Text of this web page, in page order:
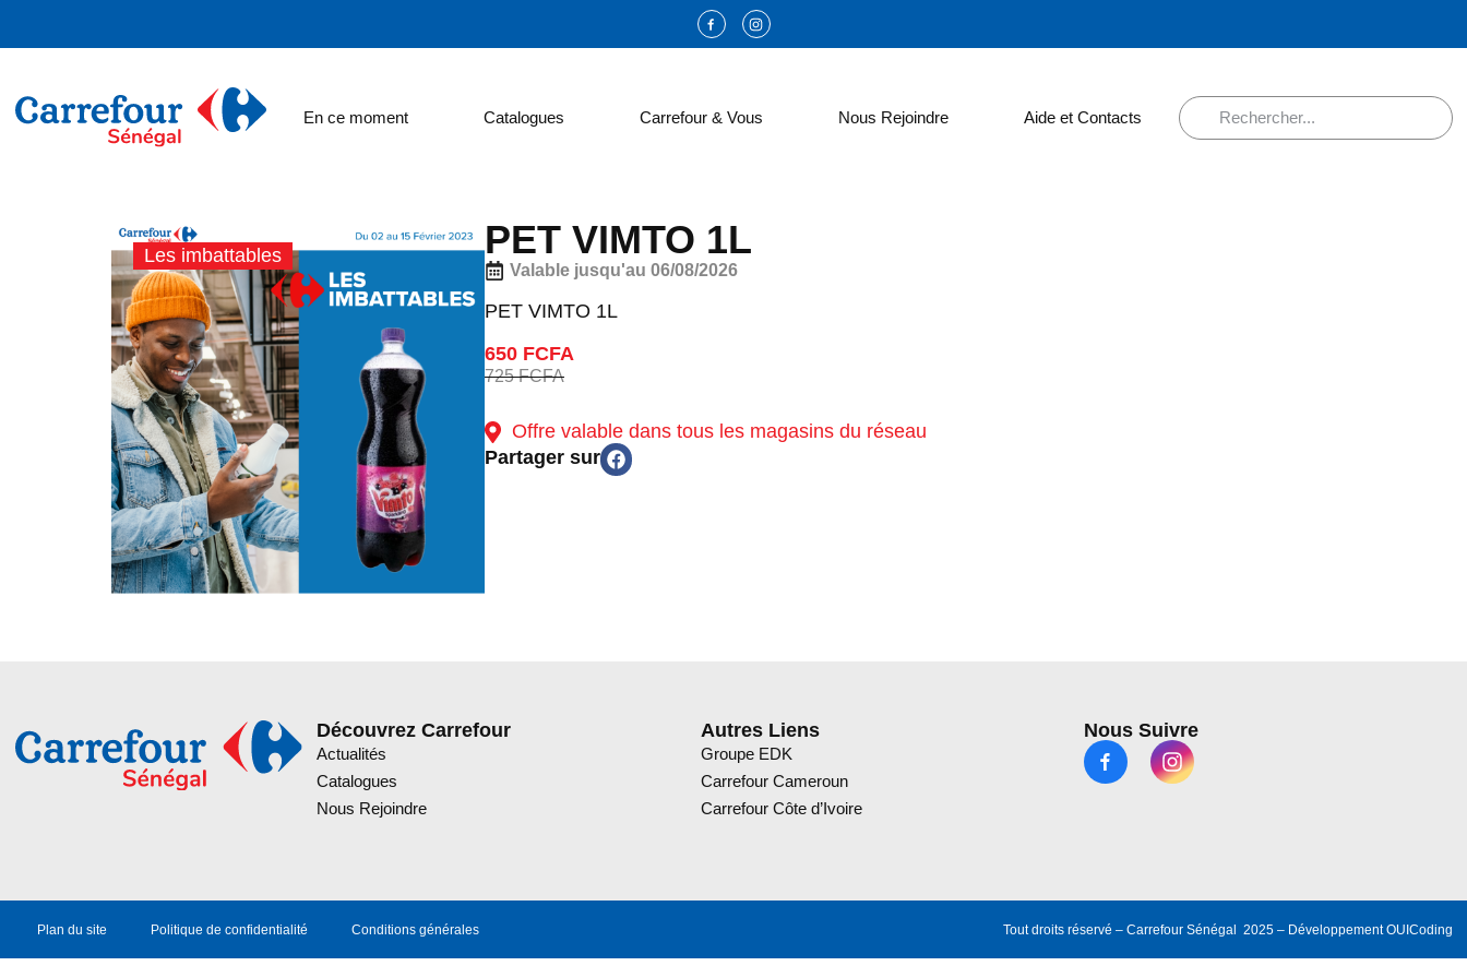
En ce moment Catalogues Carrefour & Vous Nous Rejoindre Aide et Contacts
Les imbattables PET VIMTO 1L
Valable jusqu'au 06/08/2026
PET VIMTO 1L
650 FCFA
725 FCFA
Offre valable dans tous les magasins du réseau
Partager sur
Découvrez Carrefour
Actualités
Catalogues
Nous Rejoindre
Autres Liens
Groupe EDK
Carrefour Cameroun
Carrefour Côte d’Ivoire
Nous Suivre
Plan du site Politique de confidentialité Conditions générales Tout droits réservé – Carrefour Sénégal 2025 – DéveloppementOUICoding